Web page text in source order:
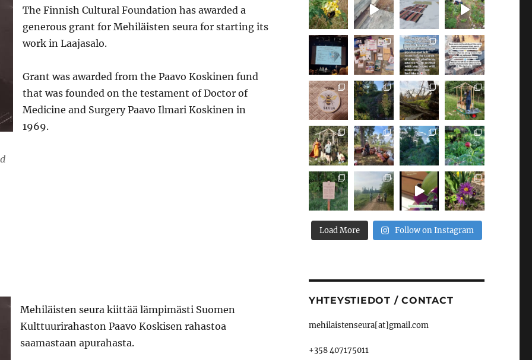
The Finnish Cultural Foundation has awarded a
generous grant for Mehiläisten seura for starting its
work in Laajasalo.
Grant was awarded from the Paavo Koskinen fund
that was founded on the testament of Doctor of
Medicine and Surgery Paavo Ilmari Koskinen in
1969.
Mehiläisten seura kiittää lämpimästi Suomen
Kulttuurirahaston Paavo Koskisen rahastoa
saamastaan apurahasta.
Load More Follow on Instagram
YHTEYSTIEDOT / CONTACT
mehilaistenseura[at]gmail.com
+358 407175011